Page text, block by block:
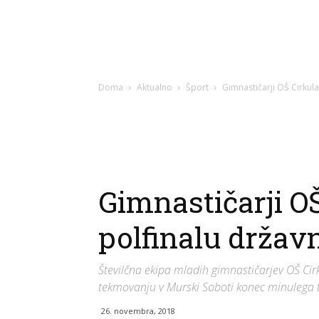
Doma Aktualno Šport Gimnastičarji OŠ
Gimnastičarji
polfinalu
Številčna ekipa mladih gimnastičarjev OŠ
tekmovanju v Murski Soboti konec minulega
26. novembra, 2018